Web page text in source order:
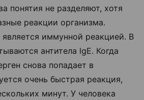
понятия не разделяют, хотя
реакции организма.
иммунной реакцией. В
антитела lgE. Когда
снова попадает в
очень быстрая реакция,
минут. У человека